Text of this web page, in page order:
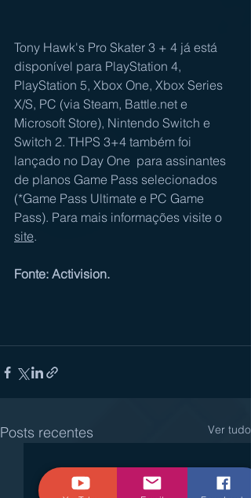
Tony Hawk's Pro Skater 3 + 4 já está
disponível para PlayStation 4,
PlayStation 5, Xbox One, Xbox Series
X/S, PC (via Steam, Battle.net e
Microsoft Store), Nintendo Switch e
Switch 2. THPS 3+4 também foi
lançado no Day One  para assinantes
de planos Game Pass selecionados
(*Game Pass Ultimate e PC Game
Pass). Para mais informações visite o
site.
Fonte: Activision.
Posts recentes Ver tudo